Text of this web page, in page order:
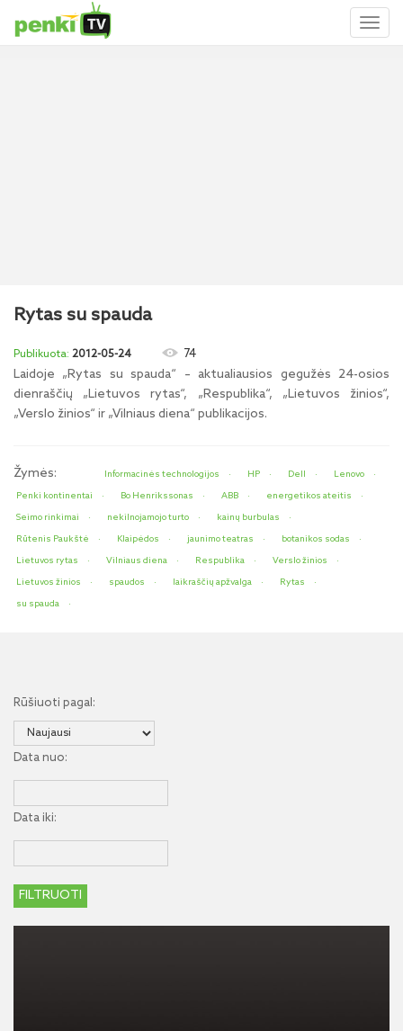
Rytas su spauda
2012-05-24 74
Laidoje „Rytas su spauda“ – aktualiausios gegužės 24-osios
dienraščių „Lietuvos rytas“, „Respublika“, „Lietuvos žinios“,
„Verslo žinios“ ir „Vilniaus diena“ publikacijos.
Žymės: Informacinės technologijos HP Dell
Lenovo
Penki kontinentai
Bo Henrikssonas ABB
energetikos ateitis
Seimo rinkimai
nekilnojamojo turto
kainų burbulas
Rūtenis Paukštė
Klaipėdos jaunimo teatras
botanikos sodas
Lietuvos rytas
Vilniaus diena Respublika
Verslo žinios
Lietuvos žinios
spaudos laikraščių apžvalga
Rytas
su spauda
Rūšiuoti pagal:
Data nuo:
Data iki: